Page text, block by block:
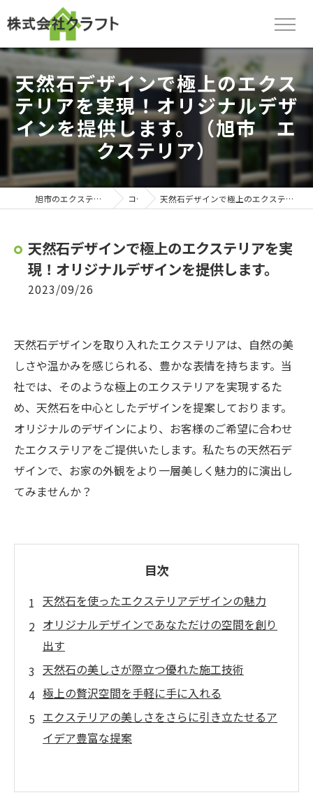
天然石デザインで極上のエクス
テリアを実現！オリジナルデザ
インを提供します。（旭市 エ
クステリア）
旭市のエクステリアなら株式会社クラフト コラム 天然石デザインで極上のエクステリアを実現！オリジナルデザインを提供します。
天然石デザインで極上のエクステリアを実
現！オリジナルデザインを提供します。
2023/09/26
天然石デザインを取り入れたエクステリアは、自然の美
しさや温かみを感じられる、豊かな表情を持ちます。当
社では、そのような極上のエクステリアを実現するた
め、天然石を中心としたデザインを提案しております。
オリジナルのデザインにより、お客様のご希望に合わせ
たエクステリアをご提供いたします。私たちの天然石デ
ザインで、お家の外観をより一層美しく魅力的に演出し
てみませんか？
目次
天然石を使ったエクステリアデザインの魅力
オリジナルデザインであなただけの空間を創り
出す
天然石の美しさが際立つ優れた施工技術
極上の贅沢空間を手軽に手に入れる
エクステリアの美しさをさらに引き立たせるア
イデア豊富な提案